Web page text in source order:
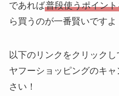
であれば普段使うポイン
ら買うのが一番賢いですよ
以下のリンクをクリック
ヤフーショッピングのキ
さい！